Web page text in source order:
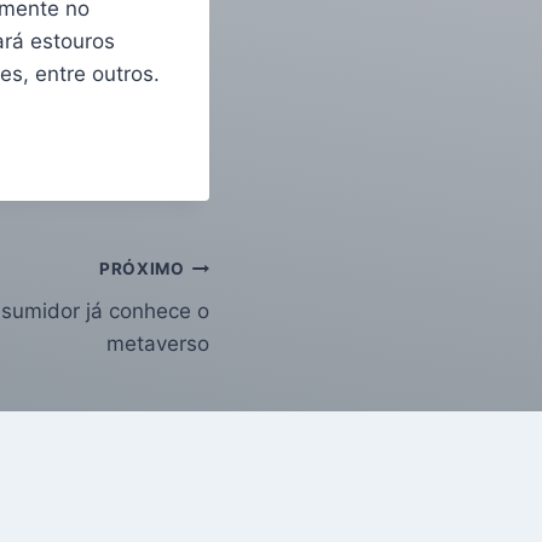
no
estouros
entre outros.
PRÓXIMO
já conhece o
metaverso